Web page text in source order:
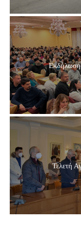
Εκδήλωση
Τελετή